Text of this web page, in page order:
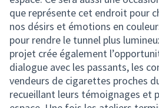
que représente cet endroit pour
nos désirs et émotions en
pour rendre le tunnel plus
projet crée également
dialogue avec les passants, les
vendeurs de cigarettes proches
recueillant leurs témoignages et